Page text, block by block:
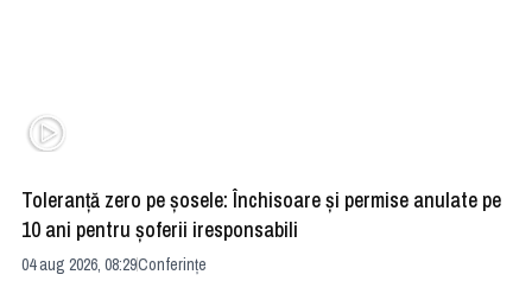
Toleranță zero pe șosele: Închisoare și permise anulate pe
10 ani pentru șoferii iresponsabili
04 aug 2026, 08:29Conferințe